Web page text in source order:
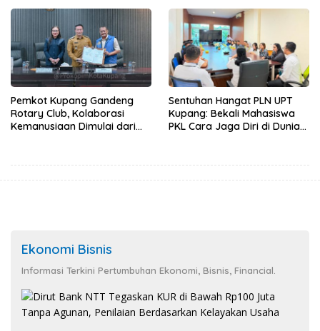
Pemkot Kupang Gandeng
Rotary Club, Kolaborasi
Kemanusiaan Dimulai dari
Sentuhan Hangat PLN UPT
Kupang: Bekali Mahasiswa
PKL Cara Jaga Diri di Dunia
Ekonomi Bisnis
Informasi Terkini Pertumbuhan Ekonomi, Bisnis, Financial.